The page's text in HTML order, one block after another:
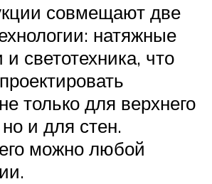
совмещают две
натяжные
и светотехника, что
только для верхнего
и для стен.
можно любой